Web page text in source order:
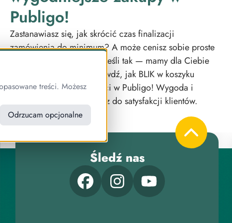
Publigo!
Zastanawiasz się, jak skrócić czas finalizacji
zamówienia do minimum? A może cenisz sobie proste
i intuicyjne rozwiązania? Jeśli tak — mamy dla Ciebie
świetną wiadomość! Sprawdź, jak BLIK w koszyku
usprawnia proces płatności w Publigo! Wygoda i
szybkość płatności to klucz do satysfakcji klientów.
Śledź nas
treści. Możesz
Odrzucam opcjonalne